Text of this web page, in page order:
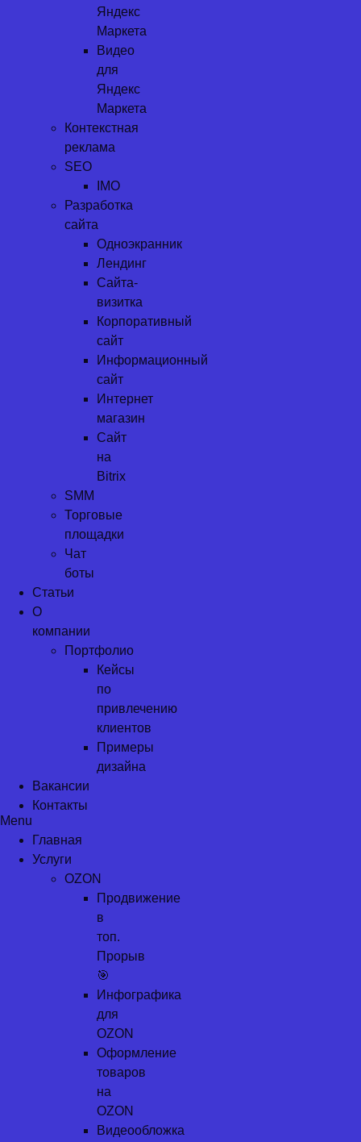
Яндекс
Маркета
Видео
для
Яндекс
Маркета
Контекстная
реклама
SEO
IMO
Разработка
сайта
Одноэкранник
Лендинг
Сайта-
визитка
Корпоративный
сайт
Информационный
сайт
Интернет
магазин
Сайт
на
Bitrix
SMM
Торговые
площадки
Чат
боты
Статьи
О
компании
Портфолио
Кейсы
по
привлечению
клиентов
Примеры
дизайна
Вакансии
Контакты
Menu
Главная
Услуги
OZON
Продвижение
в
топ.
Прорыв
🎯
Инфографика
для
OZON
Оформление
товаров
на
OZON
Видеообложка